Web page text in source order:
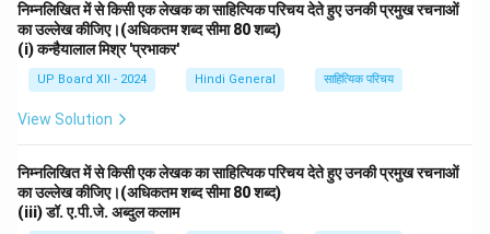
निम्नलिखित में से किसी एक लेखक का साहित्यिक परिचय देते हुए उनकी प्रमुख रचनाओं
का उल्लेख कीजिए।(अधिकतम शब्द सीमा 80 शब्द)
(i) कन्हैयालाल मिश्र 'प्रभाकर'
UP Board XII - 2024 Hindi General साहित्यिक परिचय
View Solution
निम्नलिखित में से किसी एक लेखक का साहित्यिक परिचय देते हुए उनकी प्रमुख रचनाओं
का उल्लेख कीजिए।(अधिकतम शब्द सीमा 80 शब्द)
(iii) डॉ. ए.पी.जे. अब्दुल कलाम